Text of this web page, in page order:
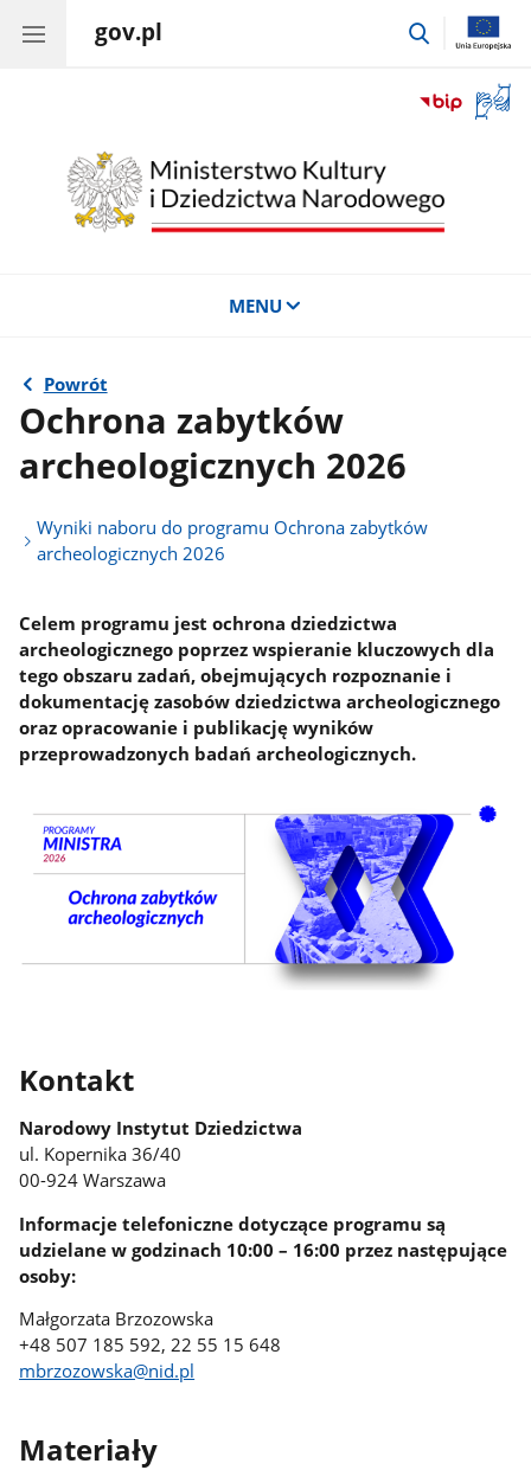
gov.pl
przejdź
okno
MENU
Powrót
Ochrona zabytków
archeologicznych 2026
Wyniki naboru do programu Ochrona zabytków
archeologicznych 2026
Celem programu jest ochrona dziedzictwa
archeologicznego poprzez wspieranie kluczowych dla
tego obszaru zadań, obejmujących rozpoznanie i
dokumentację zasobów dziedzictwa archeologicznego
oraz opracowanie i publikację wyników
przeprowadzonych badań archeologicznych.
Kontakt
Narodowy Instytut Dziedzictwa
ul. Kopernika 36/40
00-924 Warszawa
Informacje telefoniczne dotyczące programu są
udzielane w godzinach 10:00 – 16:00 przez następujące
osoby:
Małgorzata Brzozowska
+48 507 185 592, 22 55 15 648
mbrzozowska@nid.pl
Materiały